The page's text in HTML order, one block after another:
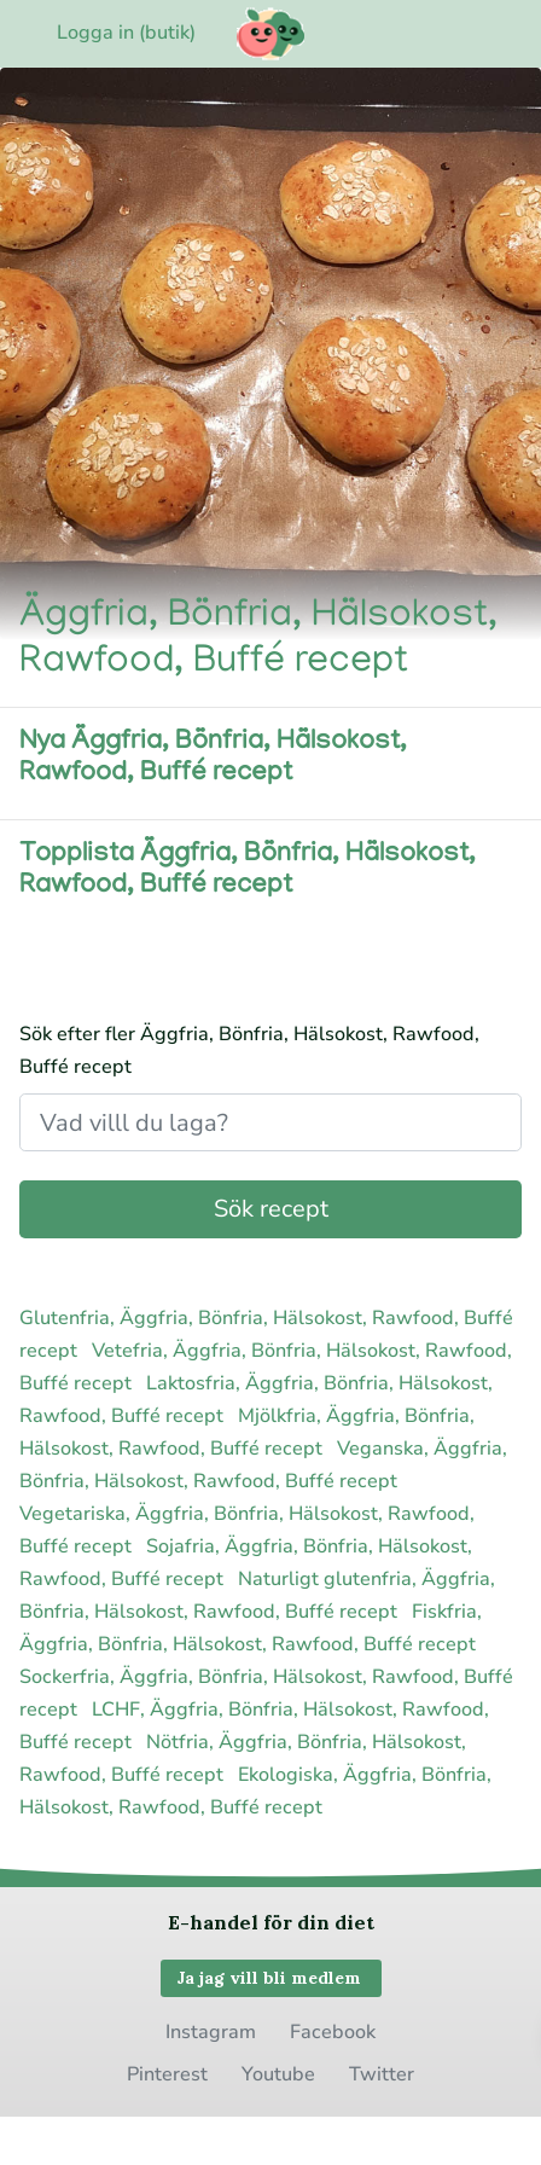
Logga in (butik)
Äggfria, Bönfria, Hälsokost,
Rawfood, Buffé recept
Nya Äggfria, Bönfria, Hälsokost,
Rawfood, Buffé recept
Topplista Äggfria, Bönfria, Hälsokost,
Rawfood, Buffé recept
Sök efter fler Äggfria, Bönfria, Hälsokost, Rawfood,
Buffé recept
Glutenfria, Äggfria, Bönfria, Hälsokost, Rawfood, Buffé
recept Vetefria, Äggfria, Bönfria, Hälsokost, Rawfood,
Buffé recept Laktosfria, Äggfria, Bönfria, Hälsokost,
Rawfood, Buffé recept Mjölkfria, Äggfria, Bönfria,
Hälsokost, Rawfood, Buffé recept Veganska, Äggfria,
Bönfria, Hälsokost, Rawfood, Buffé recept
Vegetariska, Äggfria, Bönfria, Hälsokost, Rawfood,
Buffé recept Sojafria, Äggfria, Bönfria, Hälsokost,
Rawfood, Buffé recept Naturligt glutenfria, Äggfria,
Bönfria, Hälsokost, Rawfood, Buffé recept Fiskfria,
Äggfria, Bönfria, Hälsokost, Rawfood, Buffé recept
Sockerfria, Äggfria, Bönfria, Hälsokost, Rawfood, Buffé
recept LCHF, Äggfria, Bönfria, Hälsokost, Rawfood,
Buffé recept Nötfria, Äggfria, Bönfria, Hälsokost,
Rawfood, Buffé recept Ekologiska, Äggfria, Bönfria,
Hälsokost, Rawfood, Buffé recept
E-handel för din diet
Ja jag vill bli medlem
Instagram
Facebook
Pinterest
Youtube Twitter